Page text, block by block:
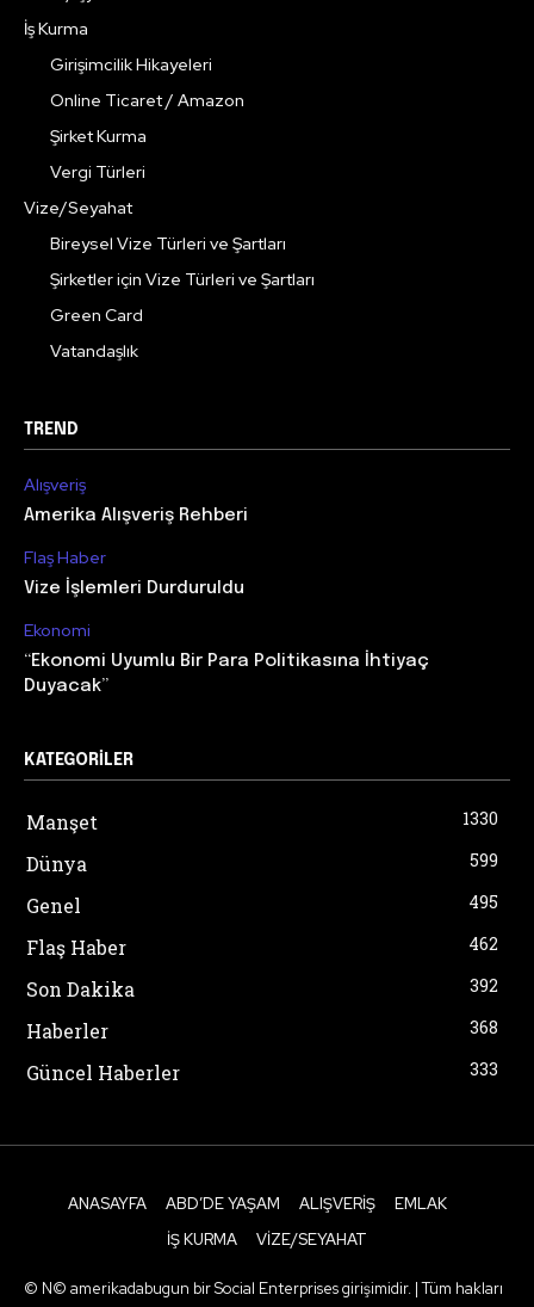
İş Kurma
Girişimcilik Hikayeleri
Online Ticaret / Amazon
Şirket Kurma
Vergi Türleri
Vize/Seyahat
Bireysel Vize Türleri ve Şartları
Şirketler için Vize Türleri ve Şartları
Green Card
Vatandaşlık
TREND
Alışveriş
Amerika Alışveriş Rehberi
Flaş Haber
Vize İşlemleri Durduruldu
Ekonomi
“Ekonomi Uyumlu Bir Para Politikasına İhtiyaç
Duyacak”
KATEGORILER
Manşet 1330
Dünya 599
Genel 495
Flaş Haber 462
Son Dakika 392
Haberler 368
Güncel Haberler 333
ANASAYFA ABD’DE YAŞAM ALIŞVERIŞ
EMLAK
İŞ KURMA
VIZE/SEYAHAT
© N© amerikadabugun bir Social Enterprises girişimidir. | Tüm hakları